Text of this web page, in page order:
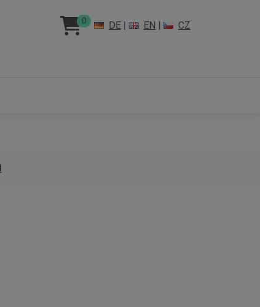
0 DE | EN | CZ